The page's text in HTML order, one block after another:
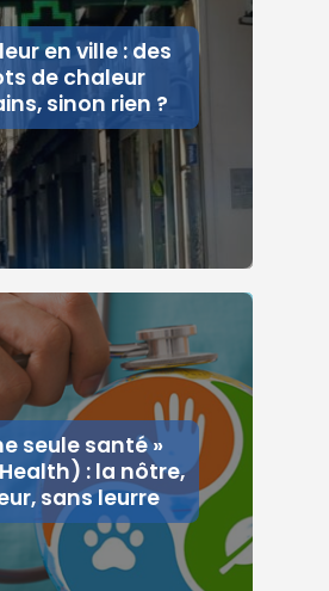
en ville : des
de chaleur
sinon rien ?
seule santé »
: la nôtre,
sans leurre